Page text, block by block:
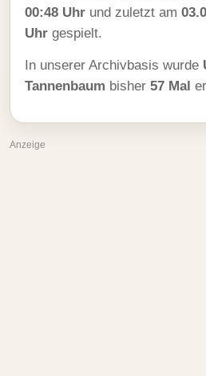
00:48 Uhr und zuletzt am
Uhr gespielt.
In unserer Archivbasis wurde
Tannenbaum bisher 57 Mal
Anzeige